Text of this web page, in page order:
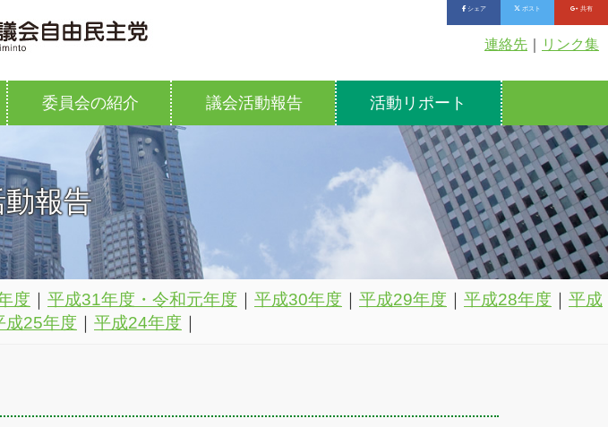
シェア ポスト 共有
連絡先 リンク集
委員会の紹介 議会活動報告 活動リポート
報告
度 平成31年度・令和元年度 平成30年度 平成29年度 平成28年度
平成
成25年度 平成24年度